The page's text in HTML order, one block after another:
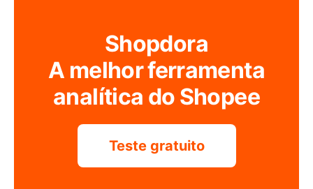
Shopdora
A melhor ferramenta
analítica do Shopee
Teste gratuito